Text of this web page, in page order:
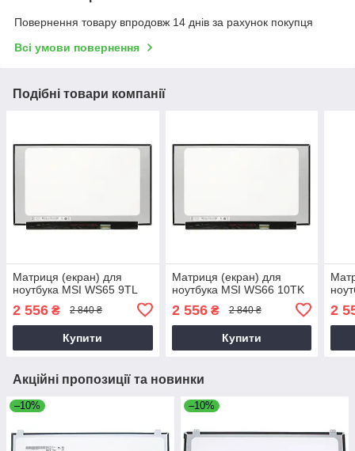
Повернення товару впродовж 14 днів за рахунок покупця
Всі умови повернення
Подібні товари компанії
Матриця (екран) для
ноутбука MSI WS65 9TL
2 556 ₴ 2 840 ₴
Купити
Матриця (екран) для
ноутбука MSI WS66 10TK
2 556₴ 2 840 ₴
Купити
2
Акційні пропозиції та новинки
–10% –10%